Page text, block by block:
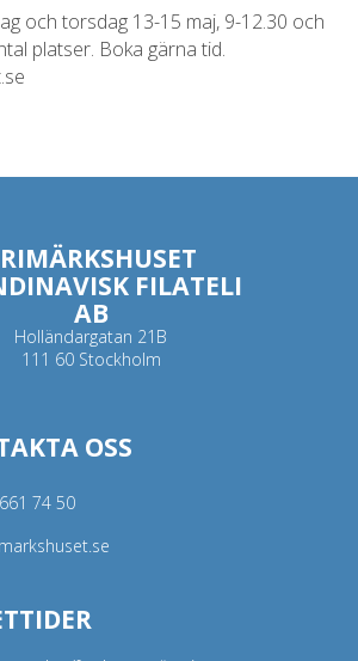
och torsdag 13-15 maj, 9-12.30 och
platser. Boka gärna tid.
FILATELI
AB
Holländargatan 21B
111 60 Stockholm
OSS
74 50